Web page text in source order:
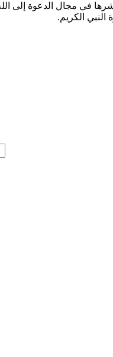
في مجال الدعوة إلى
النبي الكريم.